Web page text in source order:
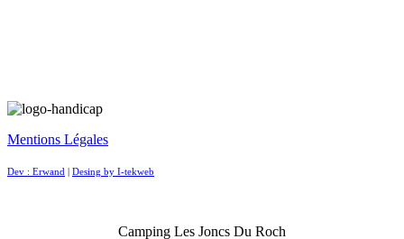
Mentions Légales
Dev : Erwand Desing by I-tekweb
Camping Les Joncs Du Roch